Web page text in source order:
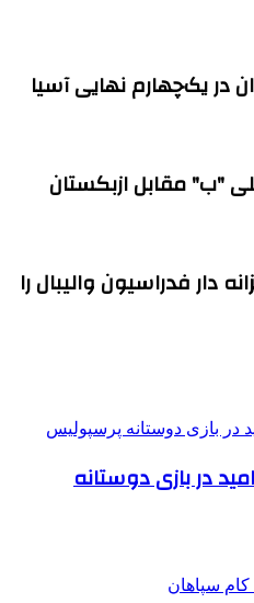
در یک‌چهارم نهایی آسیا
"ب" مقابل ازبکستان
دار فدراسیون والیبال را
در بازی دوستانه